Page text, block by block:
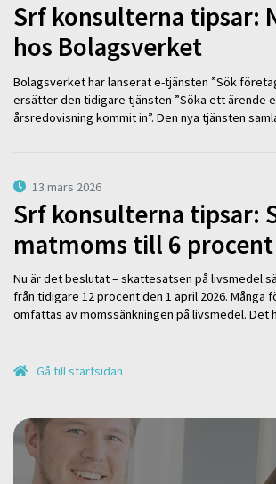
Srf konsulterna tipsar:
hos Bolagsverket
Bolagsverket har lanserat e-tjänsten ”Sök
ersätter den tidigare tjänsten ”Söka ett ärende
årsredovisning kommit in”. Den nya tjänsten
13 mars 2026
Srf konsulterna tipsar:
matmoms till 6 procent
Nu är det beslutat – skattesatsen på livsmedel
från tidigare 12 procent den 1 april 2026. Många
omfattas av momssänkningen på livsmedel. Det
Gå till startsidan